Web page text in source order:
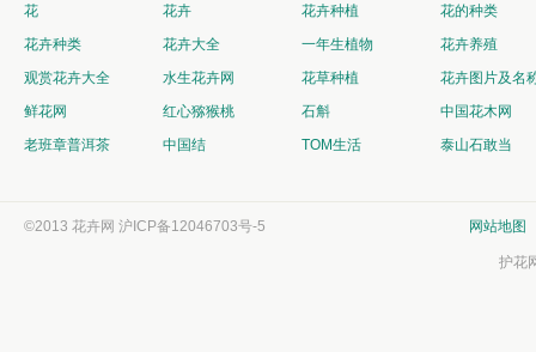
花 花卉 花卉种植
花的种类
花卉种类
花卉大全 一年生植物
花卉养殖
观赏花卉大全
水生花卉网 花草种植
花卉图片及名
鲜花网
红心猕猴桃 石斛
中国花木网
老班章普洱茶
中国结 TOM生活 泰山石敢当
©2013 花卉网 沪ICP备12046703号-5 网站地图
护花